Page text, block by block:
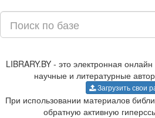
LIBRARY.BY - это электронная
научные и литературные
Загрузить свои
При использовании материалов
обратную активную